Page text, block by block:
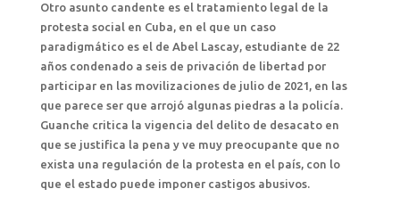
Otro asunto candente es el tratamiento legal de la
protesta social en Cuba, en el que un caso
paradigmático es el de Abel Lascay, estudiante de 22
años condenado a seis de privación de libertad por
participar en las movilizaciones de julio de 2021, en las
que parece ser que arrojó algunas piedras a la policía.
Guanche critica la vigencia del delito de desacato en
que se justifica la pena y ve muy preocupante que no
exista una regulación de la protesta en el país, con lo
que el estado puede imponer castigos abusivos.